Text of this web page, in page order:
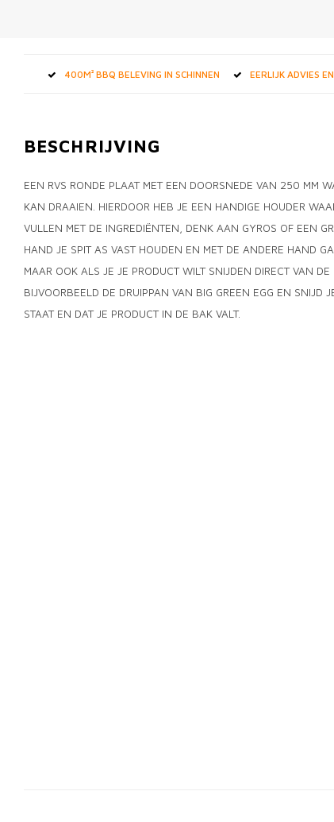
400M² BBQ BELEVING IN SCHINNEN EERLIJK ADVIES
BESCHRIJVING
EEN RVS RONDE PLAAT MET EEN DOORSNEDE VAN 250 MM
KAN DRAAIEN. HIERDOOR HEB JE EEN HANDIGE HOUDER
VULLEN MET DE INGREDIËNTEN, DENK AAN GYROS OF EEN
HAND JE SPIT AS VAST HOUDEN EN MET DE ANDERE HAND
MAAR OOK ALS JE JE PRODUCT WILT SNIJDEN DIRECT VAN
BIJVOORBEELD DE DRUIPPAN VAN BIG GREEN EGG EN SNIJD
STAAT EN DAT JE PRODUCT IN DE BAK VALT.